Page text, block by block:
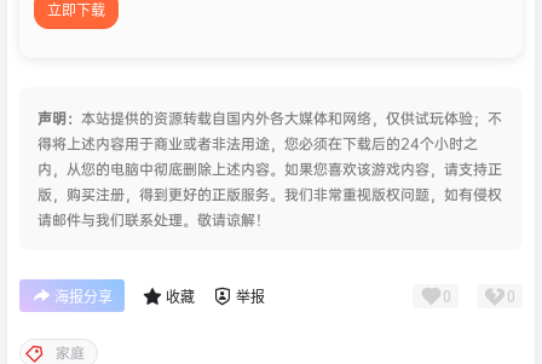
立即下载
声明： 本站提供的资源转载自国内外各大媒体和网络，仅供试玩体验；不
得将上述内容用于商业或者非法用途，您必须在下载后的24个小时之
内，从您的电脑中彻底删除上述内容。如果您喜欢该游戏内容，请支持正
版，购买注册，得到更好的正版服务。我们非常重视版权问题，如有侵权
请邮件与我们联系处理。敬请谅解！
海报分享 收藏 举报 0 0
家庭